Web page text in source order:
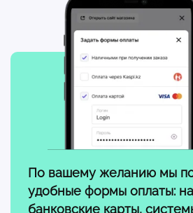
По вашему желанию мы
удобные формы оплаты:
банковские карты,